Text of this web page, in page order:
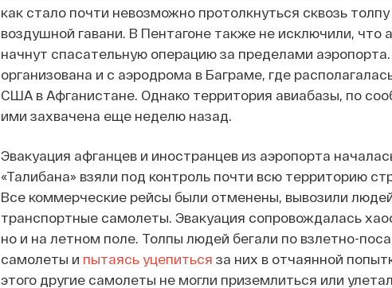
как стало почти невозможно протолкнуться сквозь
воздушной гавани. В Пентагоне также не исключили, что
начнут спасательную операцию за пределами
организована и с аэродрома в Баграме, где
США в Афганистане. Однако территория авиабазы, по
ими захвачена еще неделю назад.
Эвакуация афганцев и иностранцев из аэропорта
«Талибана» взяли под контроль почти всю территорию
Все коммерческие рейсы были отменены, вывозили
транспортные самолеты. Эвакуация сопровождалась
но и на летном поле. Толпы людей бегали по взлетно-
самолеты и пытаясь уцепиться за них в отчаянной
этого другие самолеты не могли приземлиться или